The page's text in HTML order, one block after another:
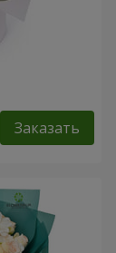
Заказать